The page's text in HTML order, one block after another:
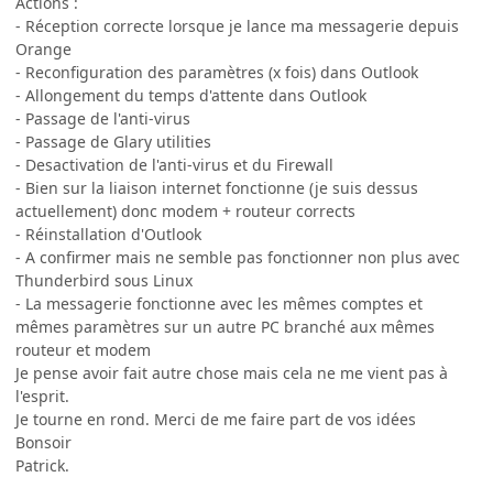
- Réception correcte lorsque je lance ma messagerie depuis
Orange
- Reconfiguration des paramètres (x fois) dans Outlook
- Allongement du temps d'attente dans Outlook
- Passage de l'anti-virus
- Passage de Glary utilities
- Desactivation de l'anti-virus et du Firewall
- Bien sur la liaison internet fonctionne (je suis dessus
actuellement) donc modem + routeur corrects
- Réinstallation d'Outlook
- A confirmer mais ne semble pas fonctionner non plus avec
Thunderbird sous Linux
- La messagerie fonctionne avec les mêmes comptes et
mêmes paramètres sur un autre PC branché aux mêmes
routeur et modem
Je pense avoir fait autre chose mais cela ne me vient pas à
l'esprit.
Je tourne en rond. Merci de me faire part de vos idées
Bonsoir
Patrick.